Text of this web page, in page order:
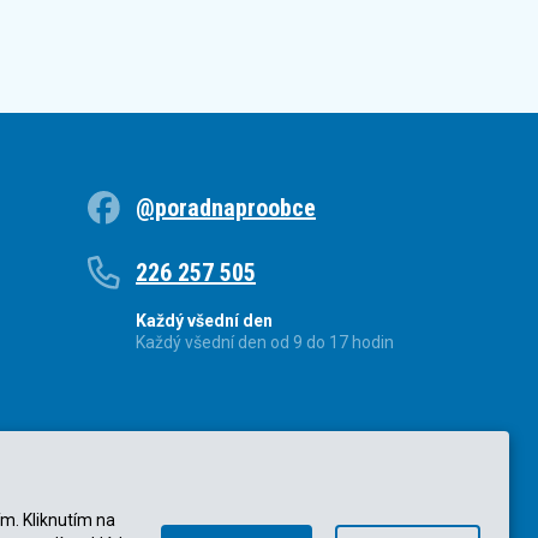
@poradnaproobce
226 257 505
Každý všední den
Každý všední den od 9 do 17 hodin
Kliknutím na